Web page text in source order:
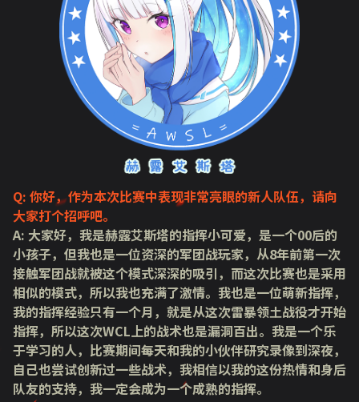
Q: 你好，作为本次比赛中表现非常亮眼的新人队伍，请向
大家打个招呼吧。
A: 大家好，我是赫露艾斯塔的指挥小可爱，是一个00后的
小孩子，但我也是一位资深的军团战玩家，从8年前第一次
接触军团战就被这个模式深深的吸引，而这次比赛也是采用
相似的模式，所以我也充满了激情。我也是一位萌新指挥，
我的指挥经验只有一个月，就是从这次雷暴领土战役才开始
指挥，所以这次WCL上的战术也是漏洞百出。我是一个乐
于学习的人，比赛期间每天和我的小伙伴研究录像到深夜，
自己也尝试创新过一些战术，我相信以我的这份热情和身后
队友的支持，我一定会成为一个成熟的指挥。